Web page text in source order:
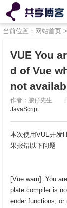
当前位置： 网站首页 >
VUE You
d of Vue
not
作者：鹏仔先生
JavaScript
本次使用VUE开发
果报错以下问题
[Vue warn]: You
plate compiler is
ender functions, or